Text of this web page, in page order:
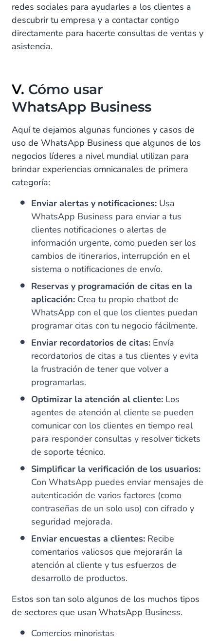
redes sociales para ayudarles a los clientes a
descubrir tu empresa y a contactar contigo
directamente para hacerte consultas de ventas y
asistencia.
V. Cómo usar
WhatsApp Business
Aquí te dejamos algunas funciones y casos de
uso de WhatsApp Business que algunos de los
negocios líderes a nivel mundial utilizan para
brindar experiencias omnicanales de primera
categoría:
Enviar alertas y notificaciones: Usa
WhatsApp Business para enviar a tus
clientes notificaciones o alertas de
información urgente, como pueden ser los
cambios de itinerarios, interrupción en el
sistema o notificaciones de envío.
Reservas y programación de citas en la
aplicación: Crea tu propio chatbot de
WhatsApp con el que los clientes puedan
programar citas con tu negocio fácilmente.
Enviar recordatorios de citas: Envía
recordatorios de citas a tus clientes y evita
la frustración de tener que volver a
programarlas.
Optimizar la atención al cliente: Los
agentes de atención al cliente se pueden
comunicar con los clientes en tiempo real
para responder consultas y resolver tickets
de soporte técnico.
Simplificar la verificación de los usuarios:
Con WhatsApp puedes enviar mensajes de
autenticación de varios factores (como
contraseñas de un solo uso) con cifrado y
seguridad mejorada.
Enviar encuestas a clientes: Recibe
comentarios valiosos que mejorarán la
atención al cliente y tus esfuerzos de
desarrollo de productos.
Estos son tan solo algunos de los muchos tipos
de sectores que usan WhatsApp Business.
Comercios minoristas